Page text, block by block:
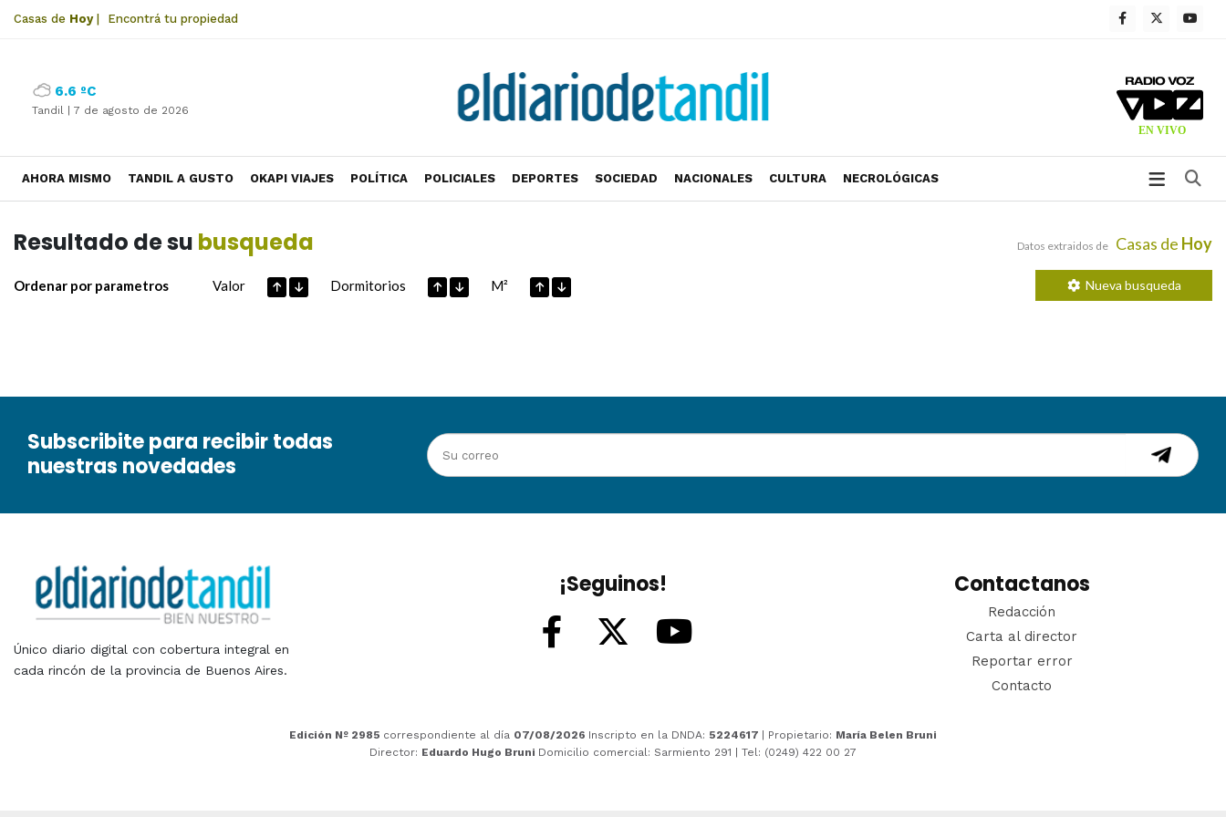
Casas de Hoy| Encontrá tu propiedad
6.6 ºC
Tandil | 7 de agosto de 2026
AHORA MISMO TANDIL A GUSTO OKAPI VIAJES POLÍTICA POLICIALES DEPORTES SOCIEDAD NACIONALES CULTURA NECROLÓGICAS
Resultado de su busqueda Datos extraidos de Casas de Hoy
Ordenar por parametros Valor Dormitorios M² Nueva busqueda
Subscribite para recibir todas
nuestras novedades
Único diario digital con cobertura integral en
cada rincón de la provincia de Buenos Aires.
¡Seguinos! Contactanos
Redacción
Carta al director
Reportar error
Contacto
Edición Nº 2985 correspondiente al día 07/08/2026 Inscripto en la DNDA: 5224617 | Propietario: María Belen Bruni
Director: Eduardo Hugo Bruni Domicilio comercial: Sarmiento 291 | Tel: (0249) 422 00 27